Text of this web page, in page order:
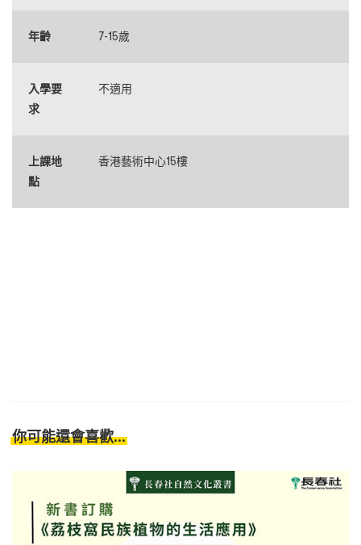
年齡 7-15歲
入學要
求
不適用
上課地
點
香港藝術中心15樓
你可能還會喜歡...